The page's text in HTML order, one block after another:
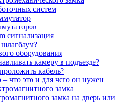
систем
сигнализация
оборудования
камеру в подъезде?
кабель?
– что это и для чего он нужен
замка
замка на дверь или